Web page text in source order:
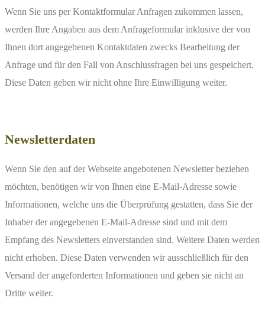
Wenn Sie uns per Kontaktformular Anfragen zukommen lassen,
werden Ihre Angaben aus dem Anfrageformular inklusive der von
Ihnen dort angegebenen Kontaktdaten zwecks Bearbeitung der
Anfrage und für den Fall von Anschlussfragen bei uns gespeichert.
Diese Daten geben wir nicht ohne Ihre Einwilligung weiter.
Newsletterdaten
Wenn Sie den auf der Webseite angebotenen Newsletter beziehen
möchten, benötigen wir von Ihnen eine E-Mail-Adresse sowie
Informationen, welche uns die Überprüfung gestatten, dass Sie der
Inhaber der angegebenen E-Mail-Adresse sind und mit dem
Empfang des Newsletters einverstanden sind. Weitere Daten werden
nicht erhoben. Diese Daten verwenden wir ausschließlich für den
Versand der angeforderten Informationen und geben sie nicht an
Dritte weiter.